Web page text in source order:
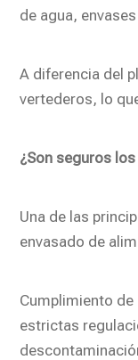
de agua,
A diferencia del
vertederos, lo
¿Son seguros
Una de las
envasado de
Cumplimiento de
estrictas